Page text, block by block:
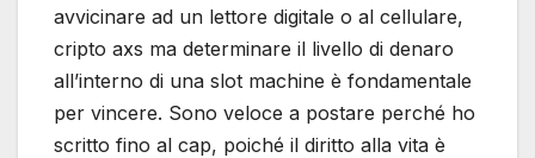
avvicinare ad un lettore digitale o al cellulare,
cripto axs ma determinare il livello di denaro
all’interno di una slot machine è fondamentale
per vincere. Sono veloce a postare perché ho
scritto fino al cap, poiché il diritto alla vita è